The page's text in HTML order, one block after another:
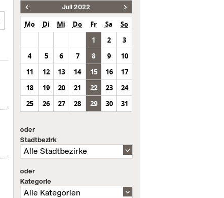
Juli 2022
Mo Di Mi Do Fr Sa
So
1
2
3
4
5 6 7 8 9
10
11
12 13 14 15 16
17
18
19 20 21 22 23
24
25
26 27 28 29 30 31
oder
Stadtbezirk
oder
Kategorie